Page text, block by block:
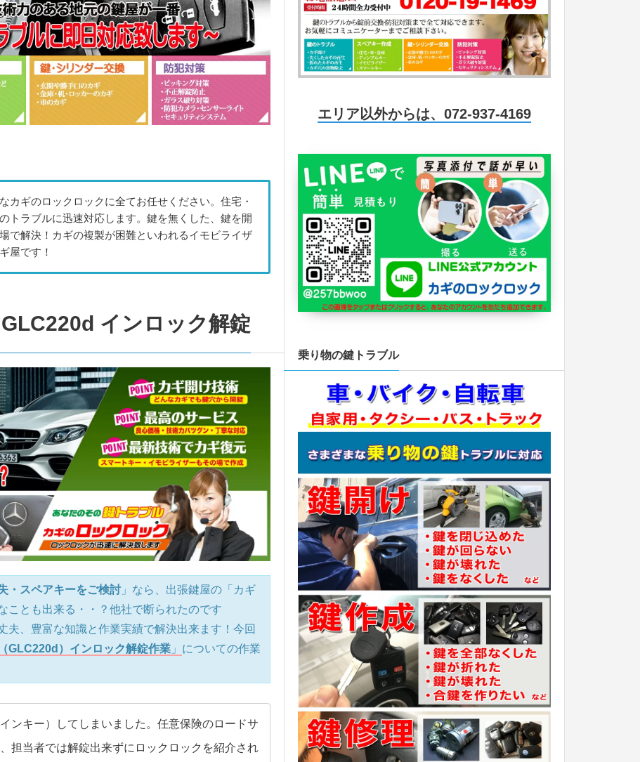
カギのロックロックに全てお任せください。住宅・
トラブルに迅速対応します。鍵を無くした、鍵を開
で解決！カギの複製が困難といわれるイモビライザ
屋です！
インロック解錠
・スペアキーをご検討 」なら、出張鍵屋の「カギ
ことも出来る・・？他社で断られたのです
夫、豊富な知識と作業実績で解決出来ます！今回
GLC220d）インロック解錠作業 」 についての作業
ンキー）してしまいました。任意保険のロードサ
担当者では解錠出来ずにロックロックを紹介され
エリア以外からは、072-937-4169
乗り物の鍵トラブル